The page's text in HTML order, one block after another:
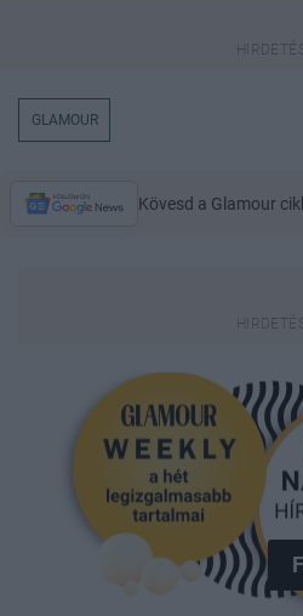
GLAMOUR
Kövesd a Glamour